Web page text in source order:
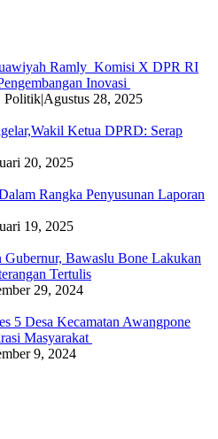
Ramly Komisi X DPR RI
Inovasi
Politik|Agustus 28, 2025
Ketua DPRD: Serap
20, 2025
Rangka Penyusunan Laporan
19, 2025
Bawaslu Bone Lakukan
Tertulis
29, 2024
5 Desa Kecamatan Awangpone
Masyarakat
9, 2024